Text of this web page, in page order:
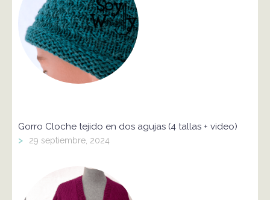
Gorro Cloche tejido en dos agujas (4 tallas + video)
> 29 septiembre, 2024